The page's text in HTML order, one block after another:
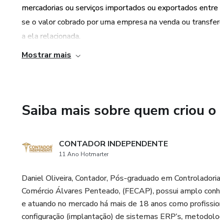
SAIBA QUEM ESTÃO
operações com qualquer
domiciliada em país que não
pessoas jurídicas ou à sua
Profissionais que desejar
Transfer Pricing Preço de
forma de cálculo, ajuste,
mercadorias ou serviços importados ou exportados
se o valor cobrado por uma empresa na venda ou
a ela relacionada.
01 Transfer Price (Preço de Transferência)
01 Transfer Pricing (Simplificado)
94 Contabilização das Exportações
Mostrar mais
Saiba mais sobre quem criou
CONTADOR INDEPENDENTE
11 Ano Hotmarter
Daniel Oliveira, Contador, Pós-graduado em
Comércio Álvares Penteado, (FECAP), possui amplo
e atuando no mercado há mais de 18 anos como
configuração (implantação) de sistemas ERP’s,